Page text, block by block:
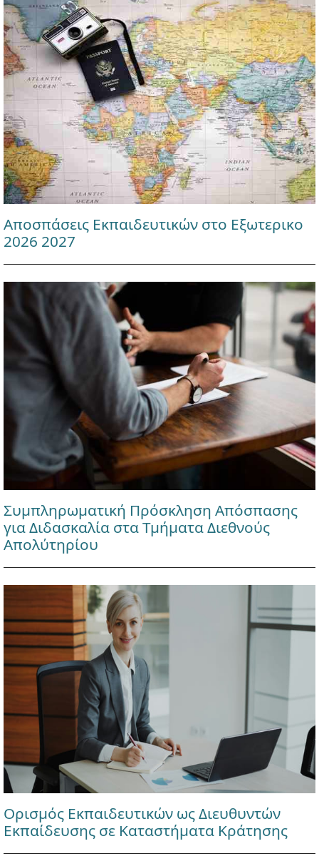
Αποσπάσεις Εκπαιδευτικών στο Εξωτερικο
2026 2027
Συμπληρωματική Πρόσκληση Απόσπασης
για Διδασκαλία στα Τμήματα Διεθνούς
Απολύτηρίου
Ορισμός Εκπαιδευτικών ως Διευθυντών
Εκπαίδευσης σε Καταστήματα Κράτησης